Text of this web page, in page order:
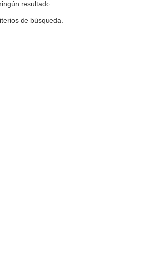
resultado.
de búsqueda.